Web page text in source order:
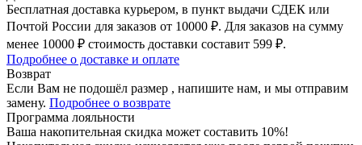
Бесплатная доставка курьером, в пункт выдачи СДЕК или
Почтой России для заказов от 10000 ₽. Для заказов на сумму
менее 10000 ₽ стоимость доставки составит 599 ₽.
Подробнее о доставке и оплате
Возврат
Если Вам не подошёл размер , напишите нам, и мы отправим
замену. Подробнее о возврате
Программа лояльности
Ваша накопительная скидка может составить 10%!